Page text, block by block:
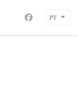
Facebook
PT